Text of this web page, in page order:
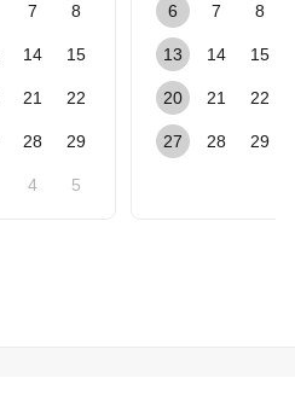
7 8
14 15
21 22
28 29
4 5
6 7 8
13 14 15
20 21 22
27 28 29